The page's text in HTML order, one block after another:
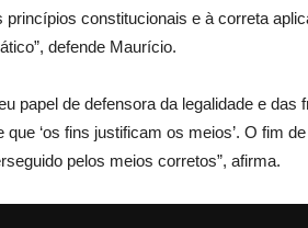
constitucionais e à correta
defende Maurício.
papel de defensora da legalidade e das
‘os fins justificam os meios’. O fim
pelos meios corretos”, afirma.